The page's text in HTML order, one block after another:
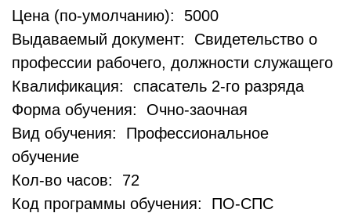
Цена (по-умолчанию): 5000
Выдаваемый документ: Свидетельство о
профессии рабочего, должности служащего
Квалификация: спасатель 2-го разряда
Форма обучения: Очно-заочная
Вид обучения: Профессиональное
обучение
Кол-во часов: 72
Код программы обучения: ПО-СПС